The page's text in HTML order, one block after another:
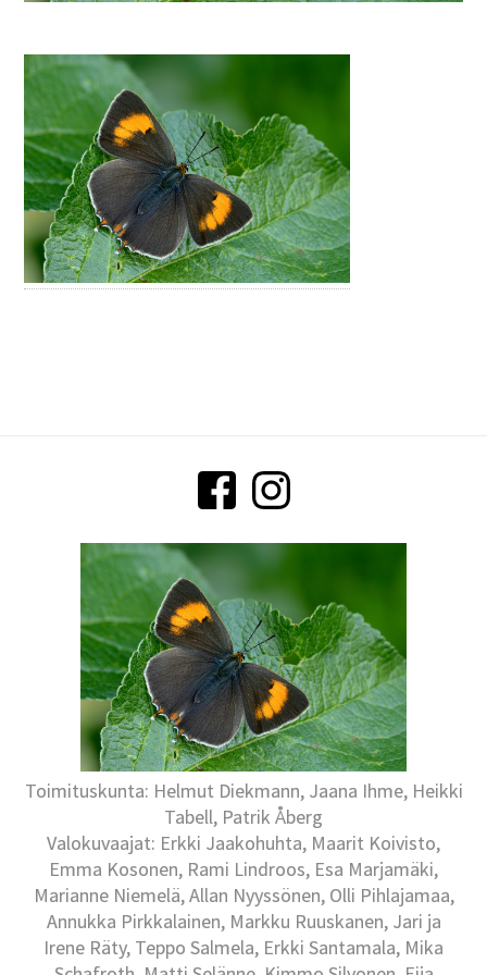
Toimituskunta: Helmut Diekmann, Jaana Ihme, Heikki
Tabell, Patrik Åberg
Valokuvaajat: Erkki Jaakohuhta, Maarit Koivisto,
Emma Kosonen, Rami Lindroos, Esa Marjamäki,
Marianne Niemelä, Allan Nyyssönen, Olli Pihlajamaa,
Annukka Pirkkalainen, Markku Ruuskanen, Jari ja
Irene Räty, Teppo Salmela, Erkki Santamala, Mika